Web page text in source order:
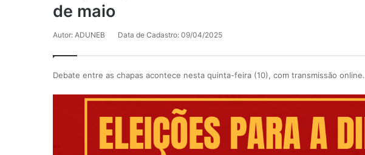
de maio
Autor: ADUNEB Data de Cadastro: 09/04/2025
Debate entre as chapas acontece nesta quinta-feira (10), com transmissão online.